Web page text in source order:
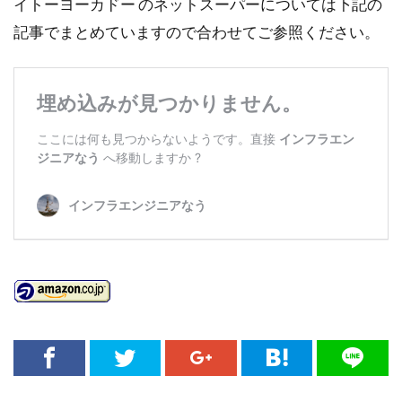
イトーヨーカドー のネットスーパーについては下記の
記事でまとめていますので合わせてご参照ください。